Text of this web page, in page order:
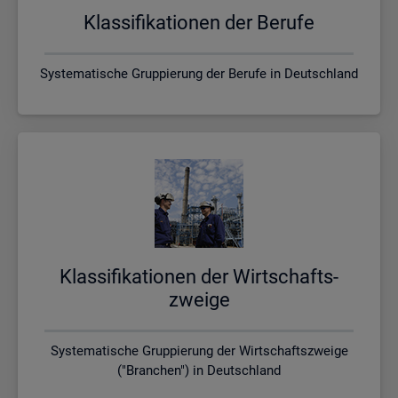
Klas­si­fi­ka­tio­nen der Be­ru­fe
Systematische Gruppierung der Berufe in Deutschland
Klas­si­fi­ka­tio­nen der Wirt­schafts­
zwei­ge
Systematische Gruppierung der Wirtschaftszweige
("Branchen") in Deutschland